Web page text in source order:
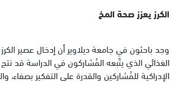
الكرز يعزز صحة المخ
وجد باحثون في جامعة ديلاوير أن إدخال عصير
الغذائي الذي يتّبعه المُشاركون في الدراسة قد
الإدراكية للمُشاركين والقدرة على التفكير بصفاء،